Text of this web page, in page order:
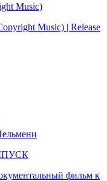
Music)
Music) | Release
фильм к